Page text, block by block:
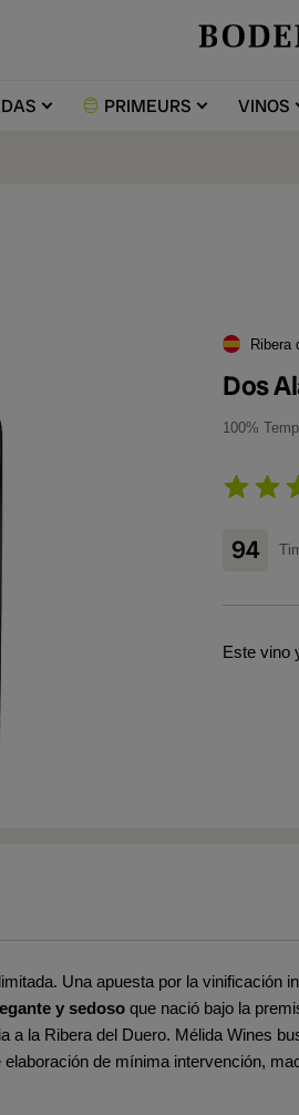
PRIMEURS VINOS
Ribera
Dos
100%
94
Este vino
Una apuesta por la vinificación
y sedoso que nació bajo la
a la Ribera del Duero. Mélida Wines
elaboración de mínima intervención,